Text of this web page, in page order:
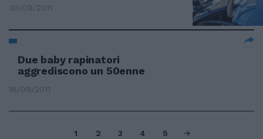
30/09/2011
Due baby rapinatori
aggrediscono un 50enne
18/09/2011
1 2 3 4 5